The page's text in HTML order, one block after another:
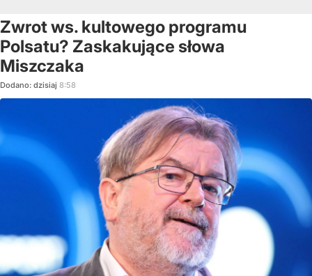
Zwrot ws. kultowego programu
Polsatu? Zaskakujące słowa
Miszczaka
Dodano: dzisiaj 8:58